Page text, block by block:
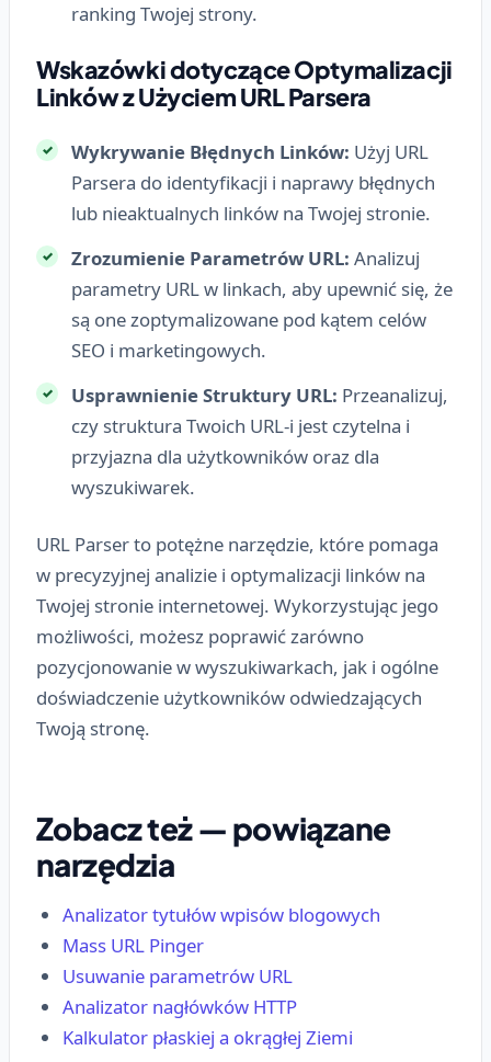
ranking Twojej strony.
Wskazówki dotyczące Optymalizacji
Linków z Użyciem URL Parsera
Wykrywanie Błędnych Linków: Użyj URL
Parsera do identyfikacji i naprawy błędnych
lub nieaktualnych linków na Twojej stronie.
Zrozumienie Parametrów URL: Analizuj
parametry URL w linkach, aby upewnić się, że
są one zoptymalizowane pod kątem celów
SEO i marketingowych.
Usprawnienie Struktury URL: Przeanalizuj,
czy struktura Twoich URL-i jest czytelna i
przyjazna dla użytkowników oraz dla
wyszukiwarek.
URL Parser to potężne narzędzie, które pomaga
w precyzyjnej analizie i optymalizacji linków na
Twojej stronie internetowej. Wykorzystując jego
możliwości, możesz poprawić zarówno
pozycjonowanie w wyszukiwarkach, jak i ogólne
doświadczenie użytkowników odwiedzających
Twoją stronę.
Zobacz też — powiązane
narzędzia
Analizator tytułów wpisów blogowych
Mass URL Pinger
Usuwanie parametrów URL
Analizator nagłówków HTTP
Kalkulator płaskiej a okrągłej Ziemi